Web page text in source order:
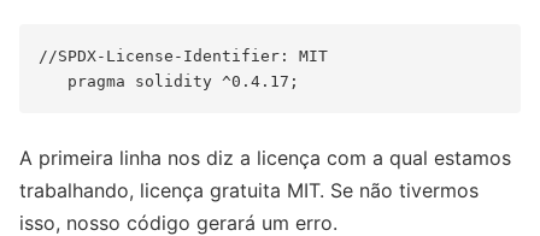
//SPDX-License-Identifier: MIT
A primeira linha nos diz a licença com a qual estamos
trabalhando, licença gratuita MIT. Se não tivermos
isso, nosso código gerará um erro.